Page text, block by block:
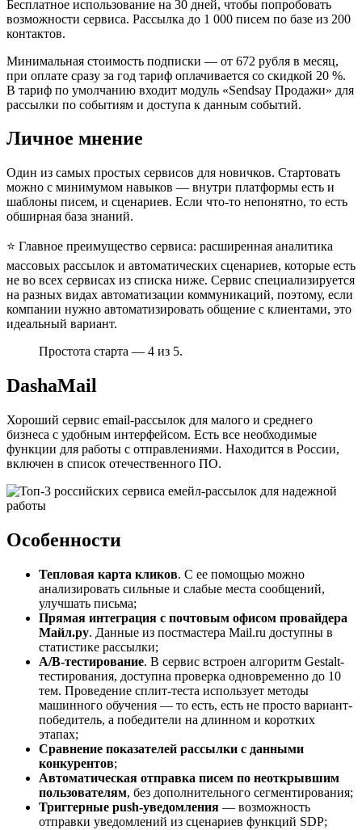
Бесплатное использование на 30 дней, чтобы попробовать
возможности сервиса. Рассылка до 1 000 писем по базе из 200
контактов.
Минимальная стоимость подписки — от 672 рубля в месяц,
при оплате сразу за год тариф оплачивается со скидкой 20 %.
В тариф по умолчанию входит модуль «Sendsay Продажи» для
рассылки по событиям и доступа к данным событий.
Личное мнение
Один из самых простых сервисов для новичков. Стартовать
можно с минимумом навыков — внутри платформы есть и
шаблоны писем, и сценариев. Если что-то непонятно, то есть
обширная база знаний.
⭐ Главное преимущество сервиса: расширенная аналитика
массовых рассылок и автоматических сценариев, которые есть
не во всех сервисах из списка ниже. Сервис специализируется
на разных видах автоматизации коммуникаций, поэтому, если
компании нужно автоматизировать общение с клиентами, это
идеальный вариант.
Простота старта — 4 из 5.
DashaMail
Хороший сервис email-рассылок для малого и среднего
бизнеса с удобным интерфейсом. Есть все необходимые
функции для работы с отправлениями. Находится в России,
включен в список отечественного ПО.
Особенности
Тепловая карта кликов. С ее помощью можно
анализировать сильные и слабые места сообщений,
улучшать письма;
Прямая интеграция с почтовым офисом провайдера
Майл.ру. Данные из постмастера Mail.ru доступны в
статистике рассылки;
A/B-тестирование. В сервис встроен алгоритм Gestalt-
тестирования, доступна проверка одновременно до 10
тем. Проведение сплит-теста использует методы
машинного обучения — то есть, есть не просто вариант-
победитель, а победители на длинном и коротких
этапах;
Сравнение показателей рассылки с данными
конкурентов;
Автоматическая отправка писем по неоткрывшим
пользователям, без дополнительного сегментирования;
Триггерные push-уведомления — возможность
отправки уведомлений из сценариев функций SDP;